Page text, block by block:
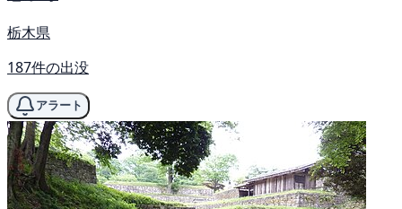
栃木県
187件の出没
アラート